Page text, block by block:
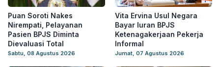
Puan Soroti Nakes
Nirempati, Pelayanan
Pasien BPJS Diminta
Dievaluasi Total
Sabtu, 08 Agustus 2026
Vita Ervina Usul Negara
Bayar Iuran BPJS
Ketenagakerjaan Pekerja
Informal
Jumat, 07 Agustus 2026